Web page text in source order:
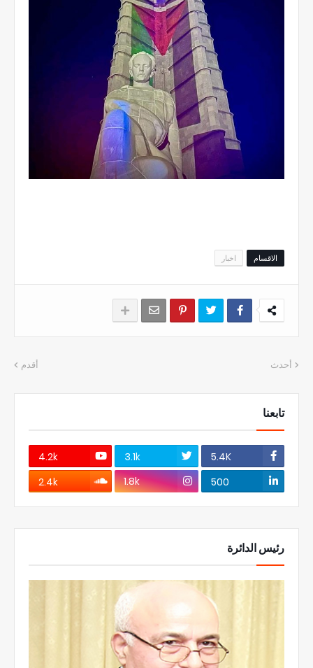
الاقسام اخبار
أحدث أقدم
تابعنا
5.4K
3.1k
4.2k
500
1.8k
2.4k
رئيس الدائرة